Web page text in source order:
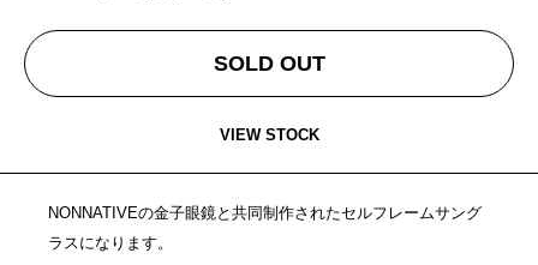
SOLD OUT
VIEW STOCK
NONNATIVEの金子眼鏡と共同制作されたセルフレームサング
ラスになります。